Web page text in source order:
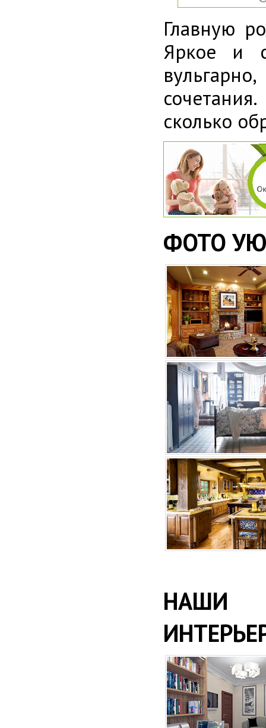
Главную
Яркое и
сколько
ФОТО
НАШИ